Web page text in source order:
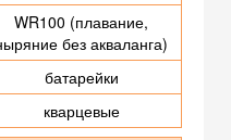
WR100 (плавание,
без акваланга)
батарейки
кварцевые